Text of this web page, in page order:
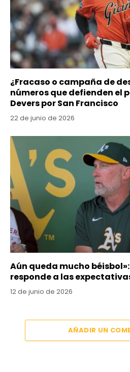
¿Fracaso o campaña de
números que defienden el
Devers por San Francisco
22 de junio de 2026
Aún queda mucho
responde a las
12 de junio de 2026
AÑADIR UN